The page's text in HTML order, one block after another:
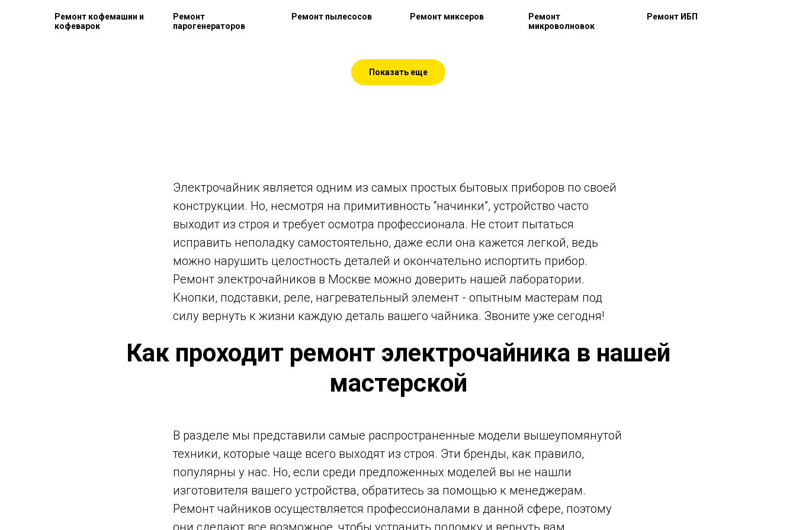
Ремонт кофемашин и
кофеварок
Ремонт
парогенераторов
Ремонт пылесосов Ремонт миксеров
Ремонт
микроволновок
Ремонт ИБП
Показать еще
Электрочайник является одним из самых простых бытовых приборов по своей
конструкции. Но, несмотря на примитивность “начинки”, устройство часто
выходит из строя и требует осмотра профессионала. Не стоит пытаться
исправить неполадку самостоятельно, даже если она кажется легкой, ведь
можно нарушить целостность деталей и окончательно испортить прибор.
Ремонт электрочайников в Москве можно доверить нашей лаборатории.
Кнопки, подставки, реле, нагревательный элемент - опытным мастерам под
силу вернуть к жизни каждую деталь вашего чайника. Звоните уже сегодня!
Как проходит ремонт электрочайника в нашей
мастерской
В разделе мы представили самые распространенные модели вышеупомянутой
техники, которые чаще всего выходят из строя. Эти бренды, как правило,
популярны у нас. Но, если среди предложенных моделей вы не нашли
изготовителя вашего устройства, обратитесь за помощью к менеджерам.
Ремонт чайников осуществляется профессионалами в данной сфере, поэтому